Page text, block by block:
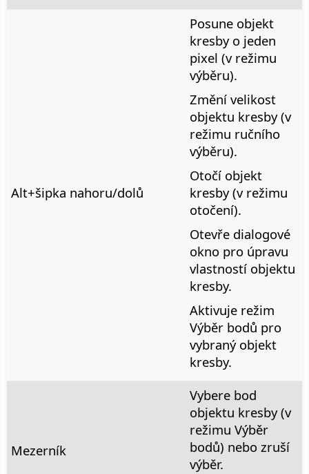
Alt+šipka nahoru/dolů
Posune objekt
kresby o jeden
pixel (v režimu
výběru).
Změní velikost
objektu kresby (v
režimu ručního
výběru).
Otočí objekt
kresby (v režimu
otočení).
Otevře dialogové
okno pro úpravu
vlastností objektu
kresby.
Aktivuje režim
Výběr bodů pro
vybraný objekt
kresby.
Mezerník
Vybere bod
objektu kresby (v
režimu Výběr
bodů) nebo zruší
výběr.